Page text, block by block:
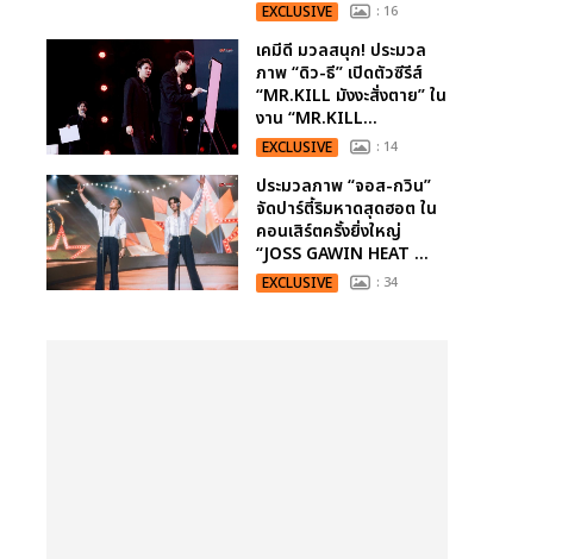
EXCLUSIVE : 16
เคมีดี มวลสนุก! ประมวล
ภาพ “ดิว-ธี” เปิดตัวซีรีส์
“MR.KILL มังงะสั่งตาย” ใน
งาน “MR.KILL...
EXCLUSIVE : 14
ประมวลภาพ “จอส-กวิน”
จัดปาร์ตี้ริมหาดสุดฮอต ใน
คอนเสิร์ตครั้งยิ่งใหญ่
“JOSS GAWIN HEAT ...
EXCLUSIVE : 34